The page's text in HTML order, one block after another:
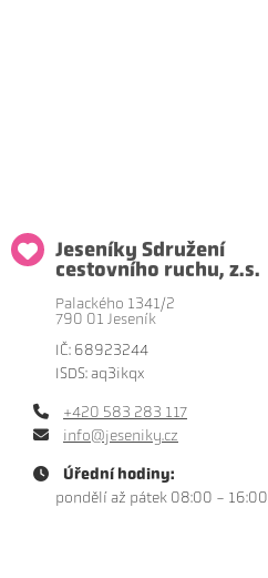
Jeseníky Sdružení
cestovního ruchu, z.s.
Palackého 1341/2
790 01 Jeseník
IČ: 68923244
ISDS: aq3ikqx
+420 583 283 117
info@jeseniky.cz
Úřední hodiny:
pondělí až pátek 08:00 - 16:00